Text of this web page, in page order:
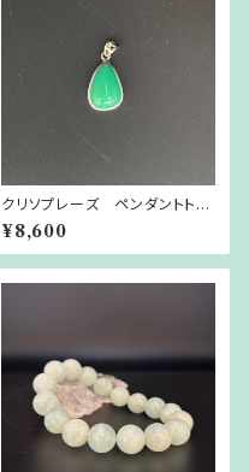
クリソプレーズ ペンダントトッ
プ
¥8,600